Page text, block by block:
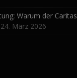
Warum der
24. März 2026